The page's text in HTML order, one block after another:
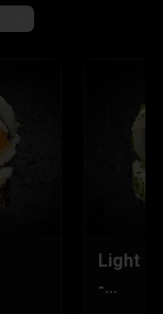
Light
-